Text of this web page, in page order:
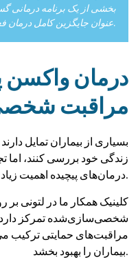
بخشی از یک برنامه درمانی
عنوان جایگزین کامل درمان فعلی خود.
درمان واکسن
مراقبت
بسیاری از بیماران تمایل
زندگی خود بررسی کنند، اما
درمان‌های پیچیده اهمیت زیادی دارد.
کلینیک همکار ما در لتونی بر
شخصی‌سازی‌شده تمرکز دارد
مراقبت‌های حمایتی ترکیب
بیماران را بهبود بخشد.